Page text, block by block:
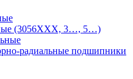
(3056ХХХ, 3…, 5…)
радиальные подшипники